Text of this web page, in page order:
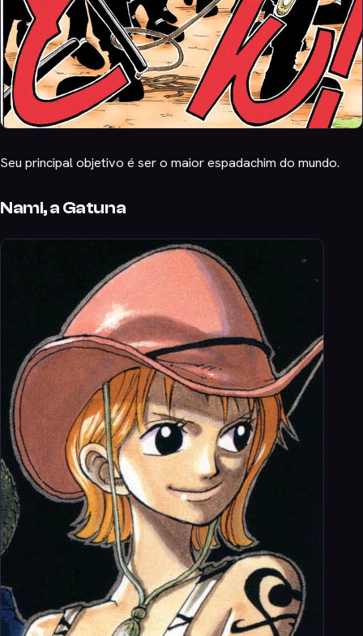
Seu principal objetivo é ser o maior espadachim do mundo.
Nami, a Gatuna